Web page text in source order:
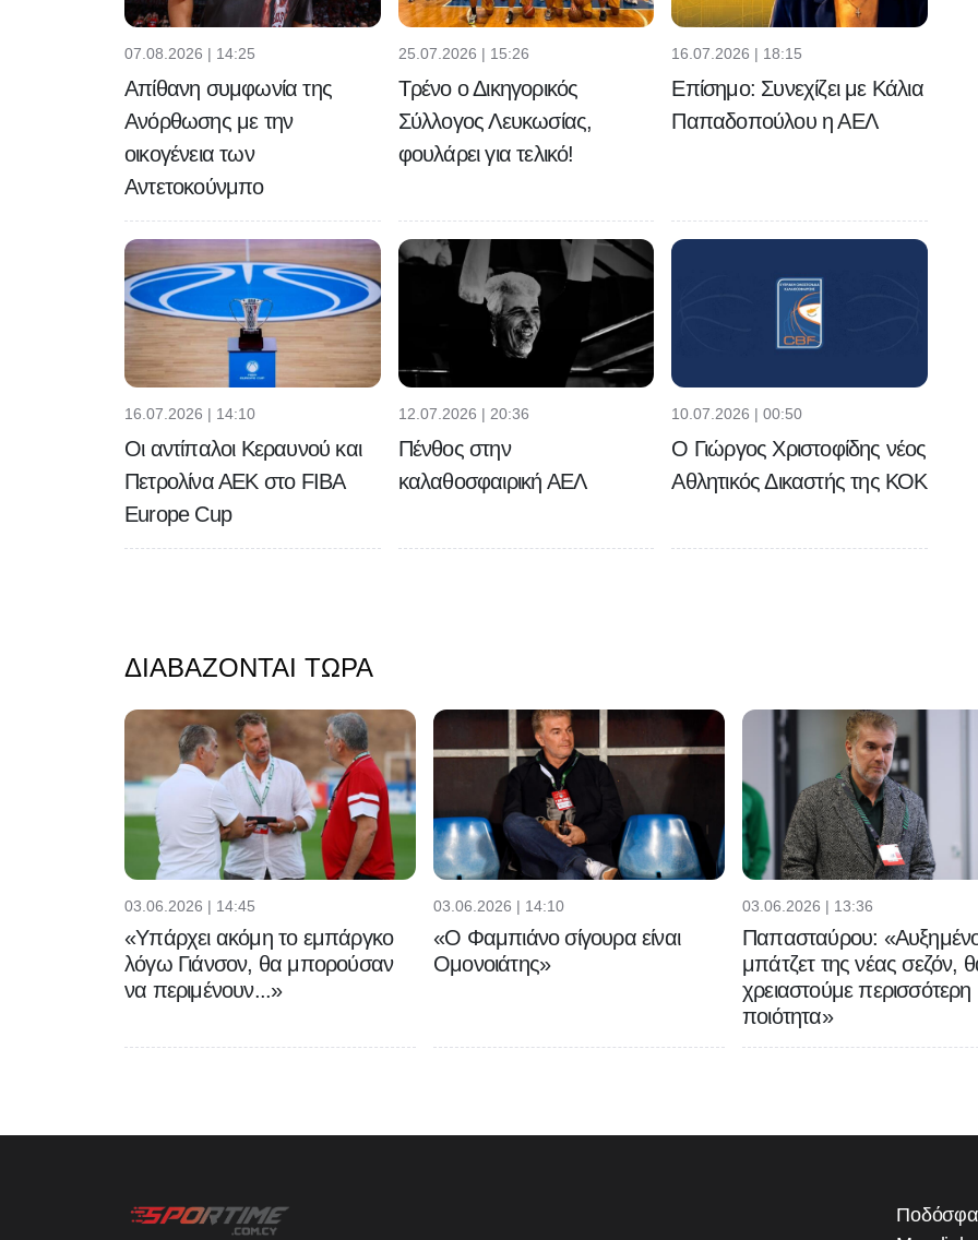
07.08.2026 | 14:25
Απίθανη συμφωνία της
Ανόρθωσης με την
οικογένεια των
Αντετοκούνμπο
25.07.2026 | 15:26
Τρένο ο Δικηγορικός
Σύλλογος Λευκωσίας,
φουλάρει για τελικό!
16.07.2026 | 18:15
Επίσημο: Συνεχίζει με Κάλια
Παπαδοπούλου η ΑΕΛ
16.07.2026 | 14:10
Οι αντίπαλοι Κεραυνού και
Πετρολίνα ΑΕΚ στο FIBA
Europe Cup
12.07.2026 | 20:36
Πένθος στην
καλαθοσφαιρική ΑΕΛ
10.07.2026 | 00:50
Ο Γιώργος Χριστοφίδης νέος
Αθλητικός Δικαστής της ΚΟΚ
ΔΙΑΒΆΖΟΝΤΑΙ ΤΏΡΑ
03.06.2026 | 14:45
«Υπάρχει ακόμη το εμπάργκο
λόγω Γιάνσον, θα μπορούσαν
να περιμένουν...»
03.06.2026 | 14:10
«Ο Φαμπιάνο σίγουρα είναι
Ομονοιάτης»
03.06.2026 | 13:36
Παπασταύρου:
μπάτζετ της νέας σεζόν,
χρειαστούμε περισσότερη
ποιότητα»